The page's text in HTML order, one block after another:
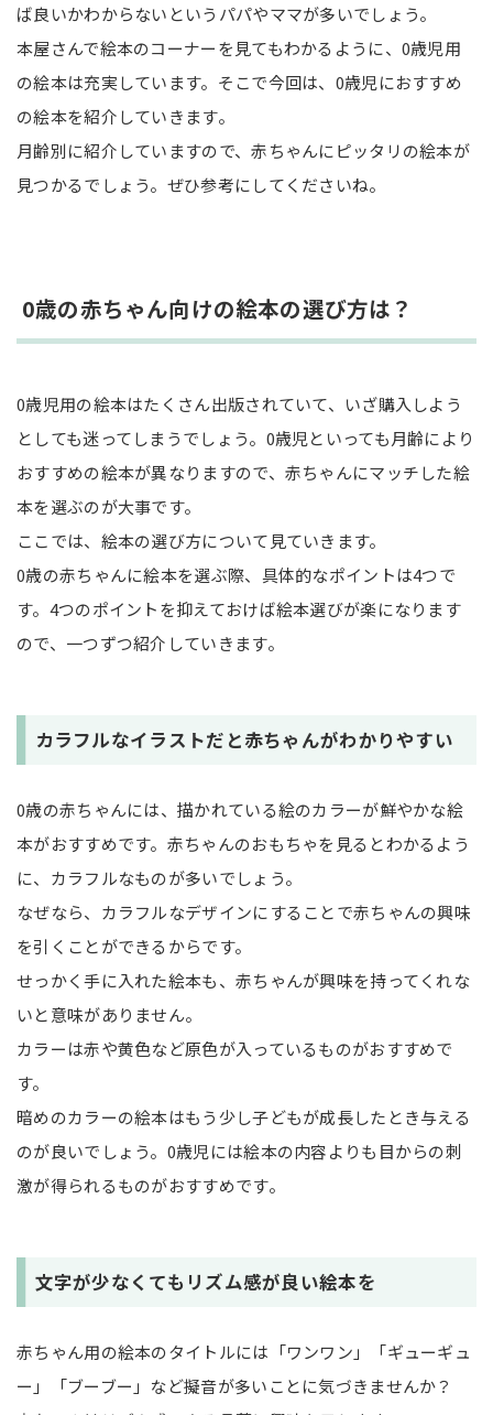
ば良いかわからないというパパやママが多いでしょう。
本屋さんで絵本のコーナーを見てもわかるように、0歳児用
の絵本は充実しています。そこで今回は、0歳児におすすめ
の絵本を紹介していきます。
月齢別に紹介していますので、赤ちゃんにピッタリの絵本が
見つかるでしょう。ぜひ参考にしてくださいね。
0歳の赤ちゃん向けの絵本の選び方は？
0歳児用の絵本はたくさん出版されていて、いざ購入しよう
としても迷ってしまうでしょう。0歳児といっても月齢により
おすすめの絵本が異なりますので、赤ちゃんにマッチした絵
本を選ぶのが大事です。
ここでは、絵本の選び方について見ていきます。
0歳の赤ちゃんに絵本を選ぶ際、具体的なポイントは4つで
す。4つのポイントを抑えておけば絵本選びが楽になります
ので、一つずつ紹介していきます。
カラフルなイラストだと赤ちゃんがわかりやすい
0歳の赤ちゃんには、描かれている絵のカラーが鮮やかな絵
本がおすすめです。赤ちゃんのおもちゃを見るとわかるよう
に、カラフルなものが多いでしょう。
なぜなら、カラフルなデザインにすることで赤ちゃんの興味
を引くことができるからです。
せっかく手に入れた絵本も、赤ちゃんが興味を持ってくれな
いと意味がありません。
カラーは赤や黄色など原色が入っているものがおすすめで
す。
暗めのカラーの絵本はもう少し子どもが成長したとき与える
のが良いでしょう。0歳児には絵本の内容よりも目からの刺
激が得られるものがおすすめです。
文字が少なくてもリズム感が良い絵本を
赤ちゃん用の絵本のタイトルには「ワンワン」「ギューギュ
ー」「ブーブー」など擬音が多いことに気づきませんか？